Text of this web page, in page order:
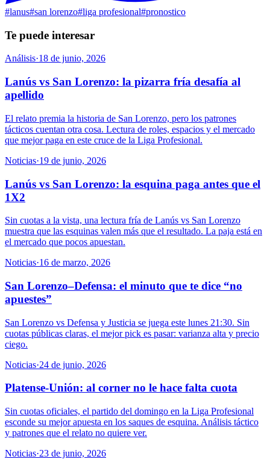
#lanus#san lorenzo#liga profesional#pronostico
Te puede interesar
Análisis·18 de junio, 2026
Lanús vs San Lorenzo: la pizarra fría desafía al
apellido
El relato premia la historia de San Lorenzo, pero los patrones
tácticos cuentan otra cosa. Lectura de roles, espacios y el mercado
que mejor paga en este cruce de la Liga Profesional.
Noticias·19 de junio, 2026
Lanús vs San Lorenzo: la esquina paga antes que el
1X2
Sin cuotas a la vista, una lectura fría de Lanús vs San Lorenzo
muestra que las esquinas valen más que el resultado. La paja está en
el mercado que pocos apuestan.
Noticias·16 de marzo, 2026
San Lorenzo–Defensa: el minuto que te dice “no
apuestes”
San Lorenzo vs Defensa y Justicia se juega este lunes 21:30. Sin
cuotas públicas claras, el mejor pick es pasar: varianza alta y precio
ciego.
Noticias·24 de junio, 2026
Platense-Unión: al corner no le hace falta cuota
Sin cuotas oficiales, el partido del domingo en la Liga Profesional
esconde su mejor apuesta en los saques de esquina. Análisis táctico
y patrones que el relato no quiere ver.
Noticias·23 de junio, 2026